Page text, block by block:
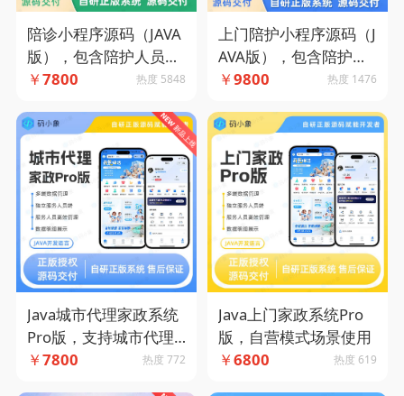
陪诊小程序源码（JAVA
版），包含陪护人员
端，便捷的预约管理。-
￥7800 热度 5848
上门陪护小程序源码（J
AVA版），包含陪护人
员端支持自营入驻两种
￥9800 热度 1476
Java城市代理家政系统
Pro版，支持城市代理
模式
￥7800 热度 772
Java上门家政系统Pro
版，自营模式场景使用
￥6800 热度 619